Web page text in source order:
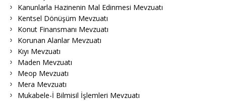
Kanunlarla Hazinenin Mal Edinmesi Mevzuatı
Kentsel Dönüşüm Mevzuatı
Konut Finansmanı Mevzuatı
Korunan Alanlar Mevzuatı
Kıyı Mevzuatı
Maden Mevzuatı
Meop Mevzuatı
Mera Mevzuatı
Mukabele-İ Bilmisil İşlemleri Mevzuatı